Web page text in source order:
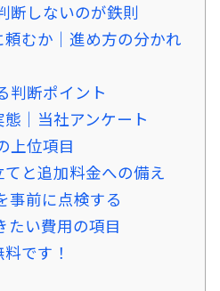
断しないのが鉄則
むか｜進め方の分かれ
判断ポイント
｜当社アンケート
上位項目
と追加料金への備え
事前に点検する
たい費用の項目
です！